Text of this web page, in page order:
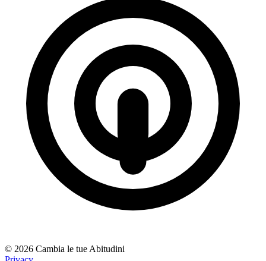
© 2026 Cambia le tue Abitudini